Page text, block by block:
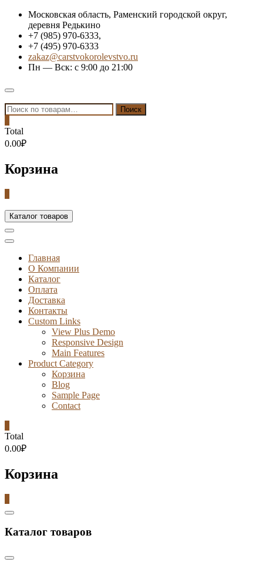
Skip
content
Московская область, Раменский городской округ,
деревня Редькино
+7 (985) 970-6333,
+7 (495) 970-6333
zakaz@carstvokorolevstvo.ru
Пн — Вск: с 9:00 до 21:00
Topbar
Menu
Искать: Поиск
Total
0.00₽
Корзина
Каталог товаров
Главная
О Компании
Каталог
Оплата
Доставка
Контакты
Custom Links
View Plus Demo
Responsive Design
Main Features
Product Category
Корзина
Blog
Sample Page
Contact
Total
0.00₽
Корзина
Catalog
Каталог товаров